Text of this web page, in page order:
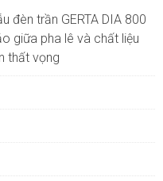
đèn trần GERTA DIA 800
giữa pha lê và chất liệu
thất vọng